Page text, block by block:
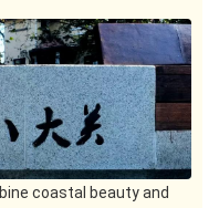
coastal beauty and